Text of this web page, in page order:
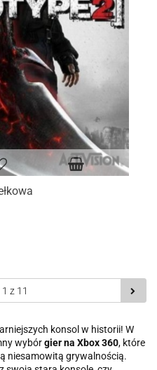
konsol w historii! W
wybórgier na Xbox 360, które
niesamowitą grywalnością.